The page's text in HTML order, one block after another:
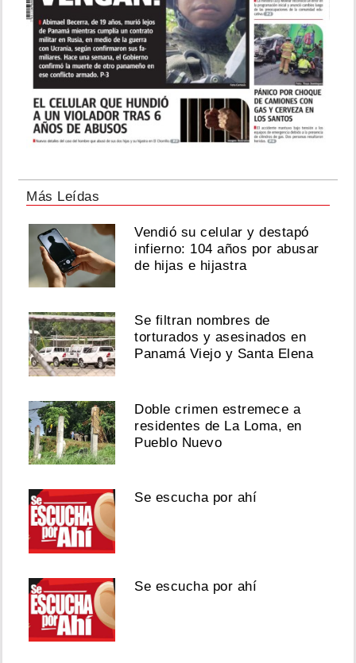
Más Leídas
Vendió su celular y destapó
infierno: 104 años por abusar
de hijas e hijastra
Se filtran nombres de
torturados y asesinados en
Panamá Viejo y Santa Elena
Doble crimen estremece a
residentes de La Loma, en
Pueblo Nuevo
Se escucha por ahí
Se escucha por ahí